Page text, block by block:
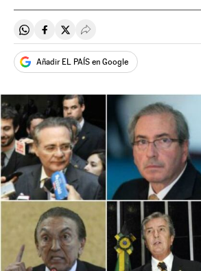
Compartir en Whatsapp
Compartir en Facebook
Compartir en Twitter
Desplegar Redes Sociales
Añadir EL PAÍS en Google